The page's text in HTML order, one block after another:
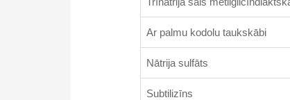
Ar palmu kodolu taukskābi
Nātrija sulfāts
Subtilizīns